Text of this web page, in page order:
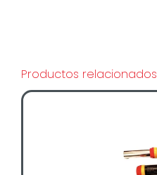
Productos relacionados